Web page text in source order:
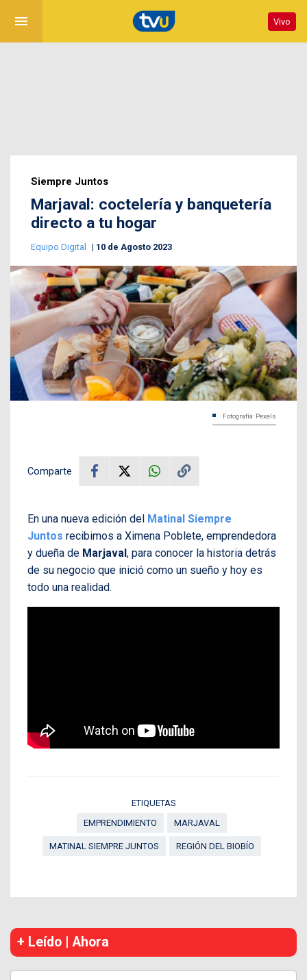
menu Vivo
Siempre Juntos
Marjaval: coctelería y banquetería
directo a tu hogar
Equipo Digital 10 de Agosto 2023
Fotografía: Pexels
Comparte
En una nueva edición del Matinal Siempre
Juntos recibimos a Ximena Poblete, emprendedora
y dueña de Marjaval, para conocer la historia detrás
de su negocio que inició como un sueño y hoy es
todo una realidad.
ETIQUETAS
EMPRENDIMIENTO
MARJAVAL
MATINAL SIEMPRE JUNTOS REGIÓN DEL BIOBÍO
+ Leído | Ahora